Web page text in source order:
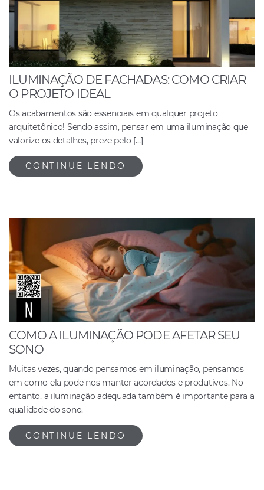
ILUMINAÇÃO DE FACHADAS: COMO CRIAR
O PROJETO IDEAL
Os acabamentos são essenciais em qualquer projeto
arquitetônico! Sendo assim, pensar em uma iluminação que
valorize os detalhes, preze pelo […]
CONTINUE LENDO
COMO A ILUMINAÇÃO PODE AFETAR SEU
SONO
Muitas vezes, quando pensamos em iluminação, pensamos
em como ela pode nos manter acordados e produtivos. No
entanto, a iluminação adequada também é importante para a
qualidade do sono.
CONTINUE LENDO